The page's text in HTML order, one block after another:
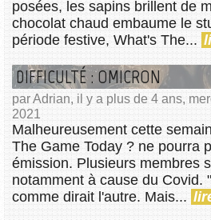
posées, les sapins brillent de
chocolat chaud embaume le
période festive, What's The...
DIFFICULTÉ : OMICRON
par Adrian, il y a plus de 4 ans,
2021
Malheureusement cette
The Game Today ? ne pourra
émission. Plusieurs membres
notamment à cause du Covid.
comme dirait l'autre. Mais...